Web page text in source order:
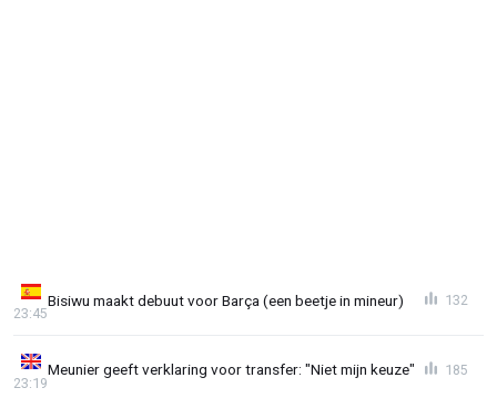
Bisiwu maakt debuut voor Barça (een beetje in mineur)
23:45
132
Meunier geeft verklaring voor transfer: "Niet mijn keuze"
23:19
185